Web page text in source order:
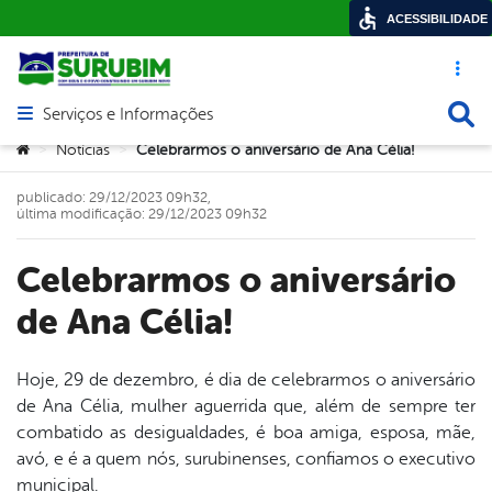
Acesso
Abrir menu principal de navegação
Serviços e Informações
Você está aqui:
> Notícias > Celebrarmos o aniversário de Ana Célia!
Celebrarmos o aniversário
de Ana Célia!
publicado: 29/12/2023 09h32,
última modificação: 29/12/2023 09h32
Hoje, 29 de dezembro, é dia de celebrarmos o aniversário
de Ana Célia, mulher aguerrida que, além de sempre ter
combatido as desigualdades, é boa amiga, esposa, mãe,
avó, e é a quem nós, surubinenses, confiamos o executivo
municipal.
ACESSIBILIDADE